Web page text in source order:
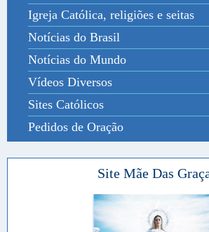
Igreja Católica, religiões e seitas
Notícias do Brasil
Notícias do Mundo
Vídeos Diversos
Sites Católicos
Pedidos de Oração
Site Mãe Das